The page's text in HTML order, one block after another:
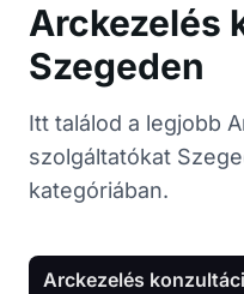
Arckezelés
Szegeden
Itt találod a legjobb
szolgáltatókat
kategóriában.
Arckezelés